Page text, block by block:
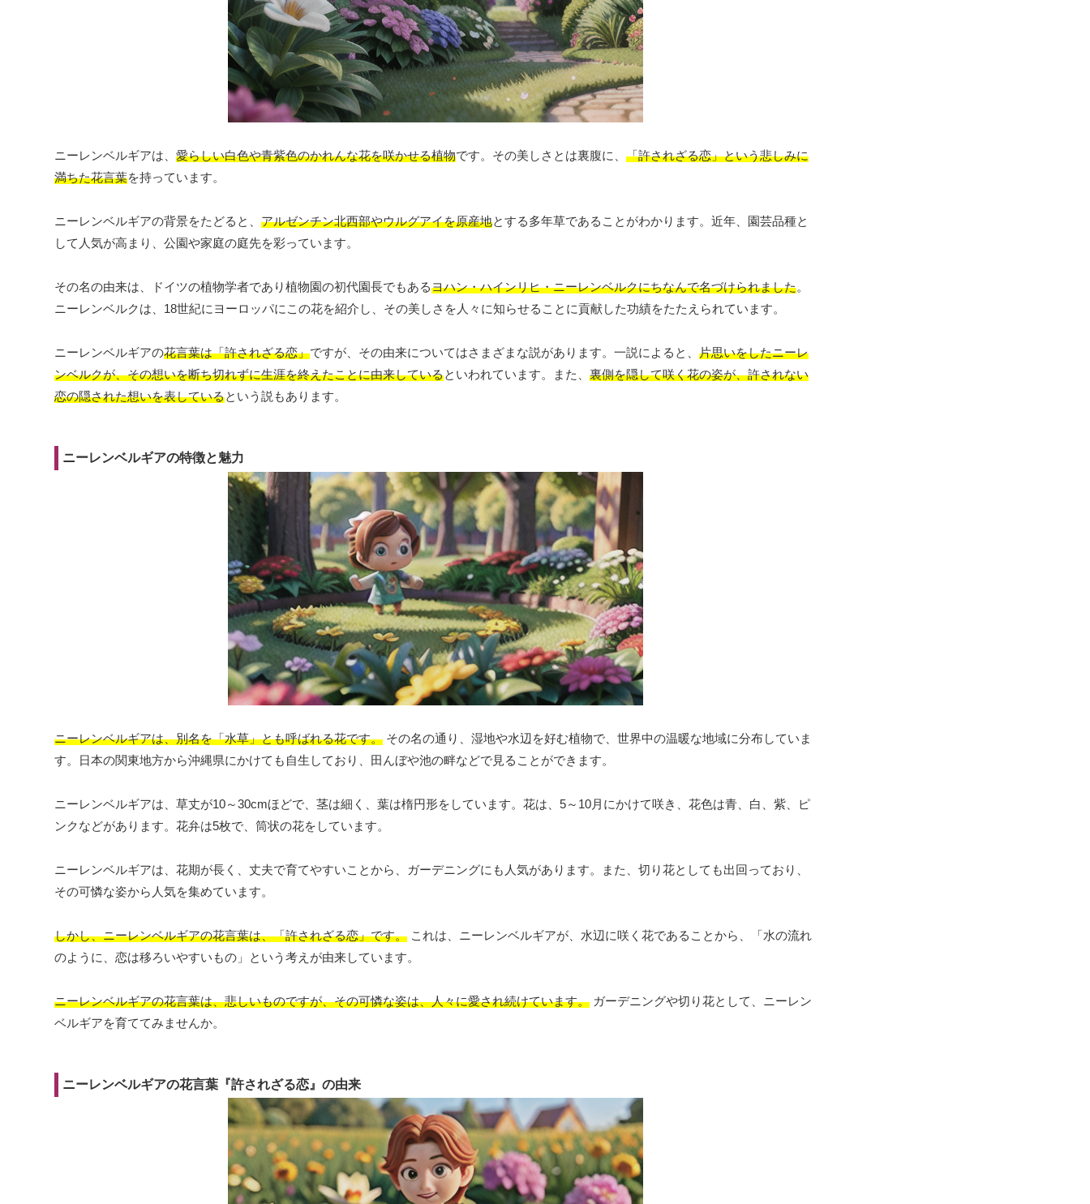
ニーレンベルギアは、 愛らしい白色や青紫色のかれんな花を咲かせる植物です。その美しさとは裏腹に、 「許されざる恋」という悲しみに
満ちた花言葉を持っています。
ニーレンベルギアの背景をたどると、 アルゼンチン北西部やウルグアイを原産地とする多年草であることがわかります。近年、園芸品種と
して人気が高まり、公園や家庭の庭先を彩っています。
その名の由来は、ドイツの植物学者であり植物園の初代園長でもあるヨハン・ハインリヒ・ニーレンベルクにちなんで名づけられました。
ニーレンベルクは、18世紀にヨーロッパにこの花を紹介し、その美しさを人々に知らせることに貢献した功績をたたえられています。
ニーレンベルギアの花言葉は「許されざる恋」ですが、その由来についてはさまざまな説があります。一説によると、 片思いをしたニーレ
ンベルクが、その想いを断ち切れずに生涯を終えたことに由来しているといわれています。また、 裏側を隠して咲く花の姿が、許されない
恋の隠された想いを表しているという説もあります。
ニーレンベルギアの特徴と魅力
ニーレンベルギアは、別名を「水草」とも呼ばれる花です。 その名の通り、湿地や水辺を好む植物で、世界中の温暖な地域に分布していま
す。日本の関東地方から沖縄県にかけても自生しており、田んぼや池の畔などで見ることができます。
ニーレンベルギアは、草丈が10～30cmほどで、茎は細く、葉は楕円形をしています。花は、5～10月にかけて咲き、花色は青、白、紫、ピ
ンクなどがあります。花弁は5枚で、筒状の花をしています。
ニーレンベルギアは、花期が長く、丈夫で育てやすいことから、ガーデニングにも人気があります。また、切り花としても出回っており、
その可憐な姿から人気を集めています。
しかし、ニーレンベルギアの花言葉は、「許されざる恋」です。 これは、ニーレンベルギアが、水辺に咲く花であることから、「水の流れ
のように、恋は移ろいやすいもの」という考えが由来しています。
ニーレンベルギアの花言葉は、悲しいものですが、その可憐な姿は、人々に愛され続けています。 ガーデニングや切り花として、ニーレン
ベルギアを育ててみませんか。
ニーレンベルギアの花言葉『許されざる恋』の由来